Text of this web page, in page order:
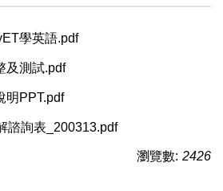
學英語.pdf
及測試.pdf
明PPT.pdf
諮詢表_200313.pdf
瀏覽數: 2426